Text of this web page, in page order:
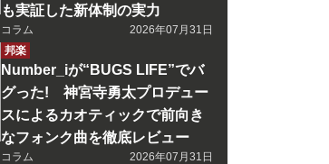
も実証した新体制の実力
コラム
2026年07月31日
邦楽
Number_iが“BUGS LIFE”でバ
グった! 神宮寺勇太プロデュー
スによるカオティックで前向き
なフォンク曲を徹底レビュー
コラム
2026年07月31日